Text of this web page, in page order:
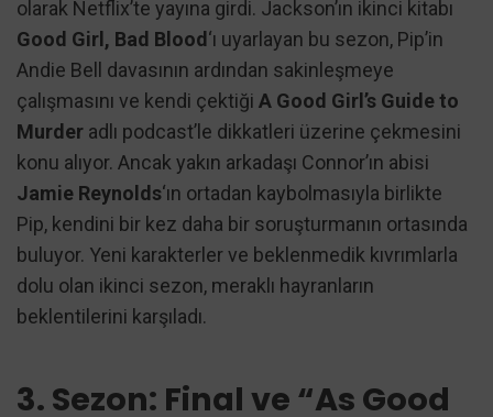
olarak Netflix’te yayına girdi. Jackson’ın ikinci kitabı
Good Girl, Bad Blood‘ı uyarlayan bu sezon, Pip’in
Andie Bell davasının ardından sakinleşmeye
çalışmasını ve kendi çektiği A Good Girl’s Guide to
Murder adlı podcast’le dikkatleri üzerine çekmesini
konu alıyor. Ancak yakın arkadaşı Connor’ın abisi
Jamie Reynolds‘ın ortadan kaybolmasıyla birlikte
Pip, kendini bir kez daha bir soruşturmanın ortasında
buluyor. Yeni karakterler ve beklenmedik kıvrımlarla
dolu olan ikinci sezon, meraklı hayranların
beklentilerini karşıladı.
3. Sezon: Final ve “As Good